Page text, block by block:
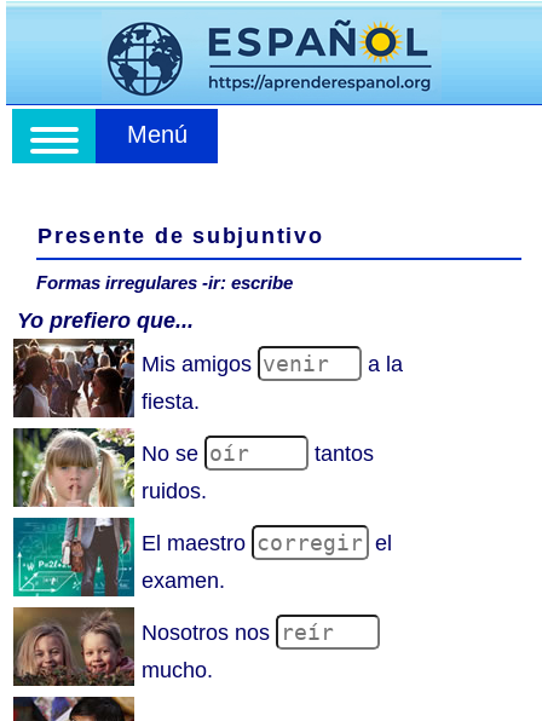
Menú
Presente de subjuntivo
Formas irregulares -ir: escribe
Yo prefiero que...
Mis amigos
a la
fiesta.
No se
tantos
ruidos.
El maestro
el
examen.
Nosotros nos
mucho.